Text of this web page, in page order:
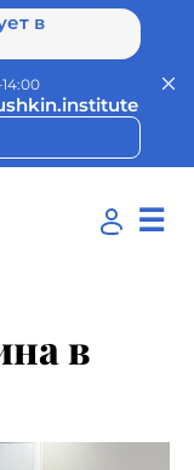
в
☰
в